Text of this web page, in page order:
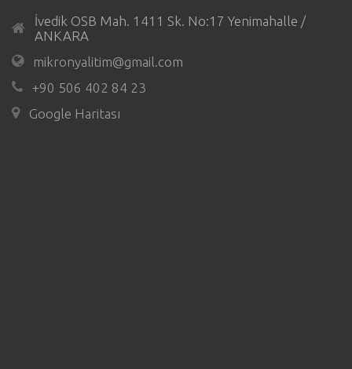
İvedik OSB Mah. 1411 Sk. No:17 Yenimahalle /
ANKARA
mikronyalitim@gmail.com
+90 506 402 84 23
Google Haritası